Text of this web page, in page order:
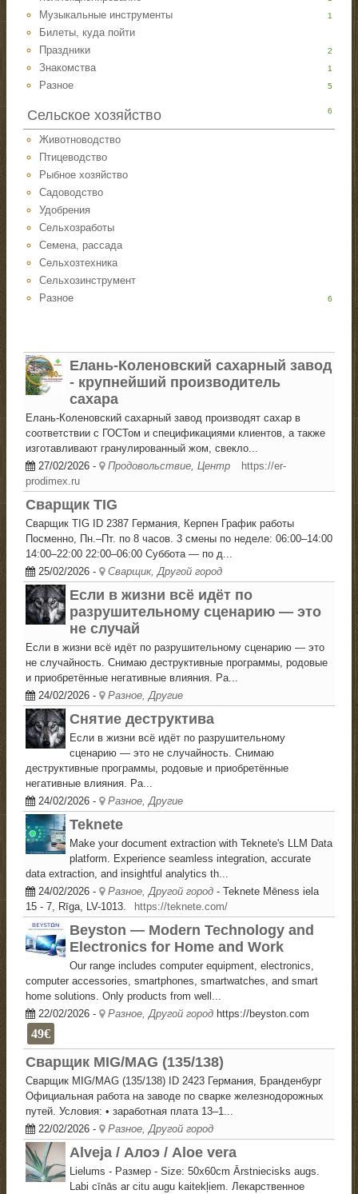
Музыкальные инструменты 1
Билеты, куда пойти
Праздники
2
Знакомства 1
Разное 5
Сельское хозяйство 6
Животноводство
Птицеводство
Рыбное хозяйство
Садоводство
Удобрения
Сельхозработы
Семена, рассада
Сельхозтехника
Сельхозинструмент
Разное
6
Елань-Коленовский сахарный завод
- крупнейший производитель
сахара
Елань-Коленовский сахарный завод производят сахар в
соответствии с ГОСТом и спецификациями клиентов, а также
изготавливают гранулированный жом, свекло...
27/02/2026- Продовольствие, Центр
https://er-
prodimex.ru
Сварщик TIG
Сварщик TIG ID 2387 Германия, Керпен График работы
Посменно, Пн.–Пт. по 8 часов. 3 смены по неделе: 06:00–14:00
14:00–22:00 22:00–06:00 Суббота — по д...
25/02/2026- Сварщик, Другой город
Если в жизни всё идёт по
разрушительному сценарию — это
не случай
Если в жизни всё идёт по разрушительному сценарию — это
не случайность. Снимаю деструктивные программы, родовые
и приобретённые негативные влияния. Ра...
24/02/2026- Разное, Другие
Снятие деструктива
Если в жизни всё идёт по разрушительному
сценарию — это не случайность. Снимаю
деструктивные программы, родовые и приобретённые
негативные влияния. Ра...
24/02/2026- Разное, Другие
Teknete
Make your document extraction with Teknete's LLM Data
platform. Experience seamless integration, accurate
data extraction, and insightful analytics th...
24/02/2026- Разное, Другой город- Teknete Mēness iela
15 - 7, Rīga, LV-1013.
https://teknete.com/
Beyston — Modern Technology and
Electronics for Home and Work
Our range includes computer equipment, electronics,
computer accessories, smartphones, smartwatches, and smart
home solutions. Only products from well...
22/02/2026- Разное, Другой город https://beyston.com
49€
Сварщик MIG/MAG (135/138)
Сварщик MIG/MAG (135/138) ID 2423 Германия, Бранденбург
Официальная работа на заводе по сварке железнодорожных
путей. Условия: • заработная плата 13–1...
22/02/2026- Разное, Другой город
Alveja / Алоэ / Aloe vera
Lielums - Размер - Size: 50x60cm Ārstniecisks augs.
Labi cīnās ar citu augu kaitekļiem. Лекарственное